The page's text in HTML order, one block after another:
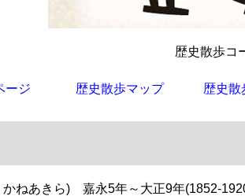
歴史散歩コ
ージ 歴史散歩マップ 歴史散
ねあきら) 嘉永5年～大正9年(1852-